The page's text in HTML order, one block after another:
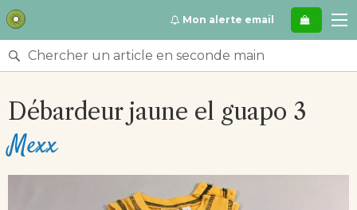
Se
rendre
directement
au
contenu
Mon alerte email
Rechercher
un
main
Débardeur jaune el guapo 3
Mexx